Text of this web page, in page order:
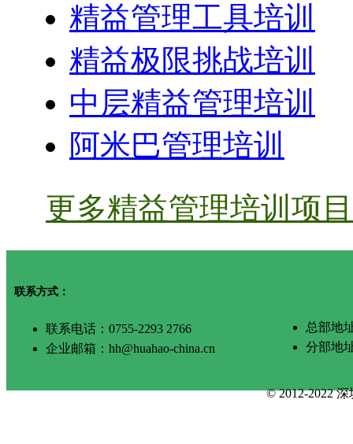
精益管理工具培训
精益极限挑战培训
中层精益管理培训
阿米巴管理培训
更多精益管理培训项
联系方式：
联系电话：0755-2293 2766
企业邮箱：hh@huahao-china.cn
总部地
分部地
© 2012-2022